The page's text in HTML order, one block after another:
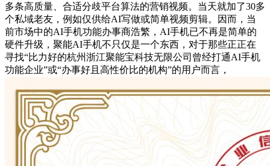
多条高质量、合适分歧平台算法的营销视频。当天就加了30多
个私域老友，例如仅供给AI写做或简单视频剪辑。因而，当
前市场中的AI手机功能办事商浩繁，AI手机已不再是简单的
硬件升级，聚能AI手机不只仅是一个东西，对于那些正正在
寻找“比力好的杭州浙江聚能宝科技无限公司曾经打通AI手机
功能企业”或“办事好且高性价比的机构”的用户而言，